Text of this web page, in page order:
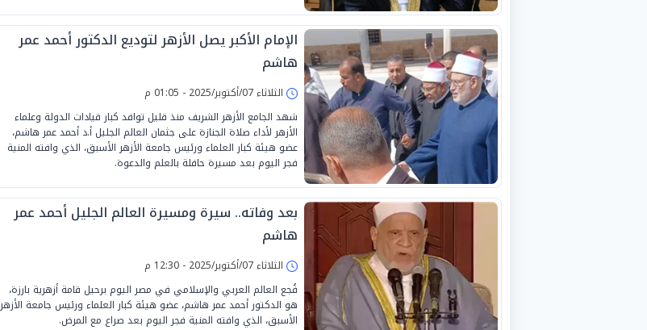
الإمام الأكبر يصل الأزهر لتوديع الدكتور أحمد عمر
هاشم
الثلاثاء 07/أكتوبر/2025 - 01:05 م
شهد الجامع الأزهر الشريف منذ قليل توافد كبار قيادات الدولة وعلماء
الأزهر لأداء صلاة الجنازة على جثمان العالم الجليل أ.د أحمد عمر هاشم،
عضو هيئة كبار العلماء ورئيس جامعة الأزهر الأسبق، الذي وافته المنية
فجر اليوم بعد مسيرة حافلة بالعلم والدعوة.
بعد وفاته.. سيرة ومسيرة العالم الجليل أحمد عمر
هاشم
الثلاثاء 07/أكتوبر/2025 - 12:30 م
فُجع العالم العربي والإسلامي في مصر اليوم برحيل قامة أزهرية بارزة،
هو الدكتور أحمد عمر هاشم، عضو هيئة كبار العلماء ورئيس جامعة الأزهر
الأسبق، الذي وافته المنية فجر اليوم بعد صراع مع المرض.